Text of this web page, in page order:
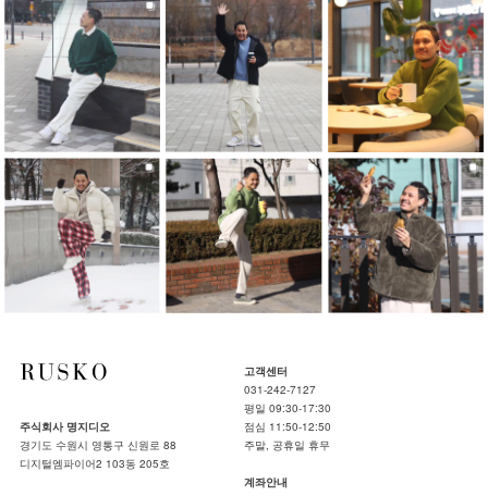
주식회사 명지디오
경기도 수원시 영통구 신원로 88
디지털엠파이어2 103동 205호
고객센터
031-242-7127
평일 09:30-17:30
점심 11:50-12:50
주말, 공휴일 휴무
계좌안내